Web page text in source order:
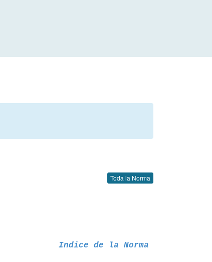
Toda la Norma
Indice de la Norma